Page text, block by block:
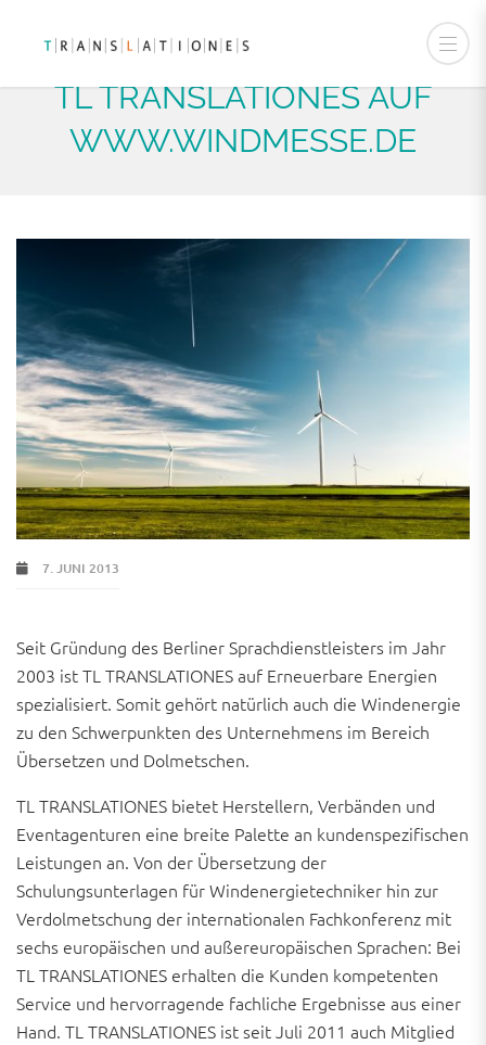
TL TRANSLATIONES AUF
WWW.WINDMESSE.DE
7. JUNI 2013
Seit Gründung des Berliner Sprachdienstleisters im Jahr
2003 ist TL TRANSLATIONES auf Erneuerbare Energien
spezialisiert. Somit gehört natürlich auch die Windenergie
zu den Schwerpunkten des Unternehmens im Bereich
Übersetzen und Dolmetschen.
TL TRANSLATIONES bietet Herstellern, Verbänden und
Eventagenturen eine breite Palette an kundenspezifischen
Leistungen an. Von der Übersetzung der
Schulungsunterlagen für Windenergietechniker hin zur
Verdolmetschung der internationalen Fachkonferenz mit
sechs europäischen und außereuropäischen Sprachen: Bei
TL TRANSLATIONES erhalten die Kunden kompetenten
Service und hervorragende fachliche Ergebnisse aus einer
Hand. TL TRANSLATIONES ist seit Juli 2011 auch Mitglied